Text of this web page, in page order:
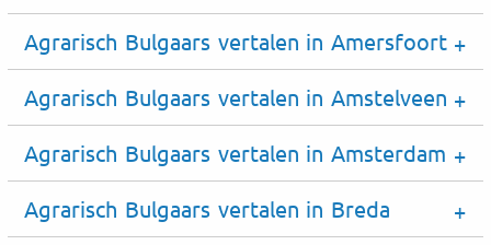
Agrarisch Bulgaars vertalen in Amersfoort
Agrarisch Bulgaars vertalen in Amstelveen
Agrarisch Bulgaars vertalen in Amsterdam
Agrarisch Bulgaars vertalen in Breda